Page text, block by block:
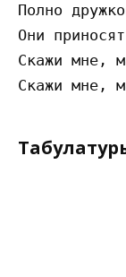
Полно
Они
Скажи мне,